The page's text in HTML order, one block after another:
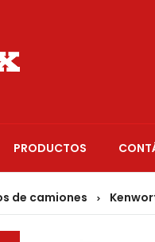
PRODUCTOS
de camiones >